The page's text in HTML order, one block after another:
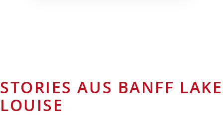
STORIES AUS BANFF LAKE
LOUISE